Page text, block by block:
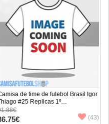
de time de futebol Brasil Igor
#25 Replicas 1º
Infantil Mundo 2026
Curta (+ Calças curtas)
(43)